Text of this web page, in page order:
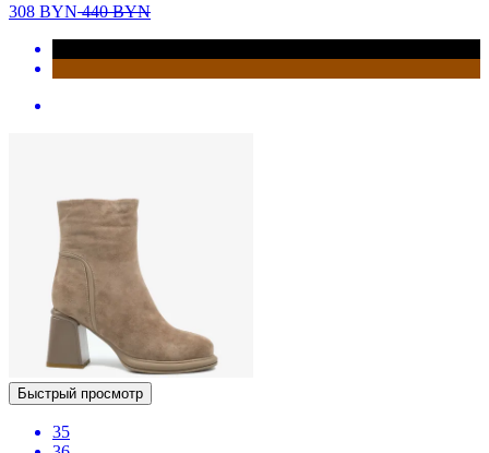
308 BYN440BYN
Быстрый просмотр
35